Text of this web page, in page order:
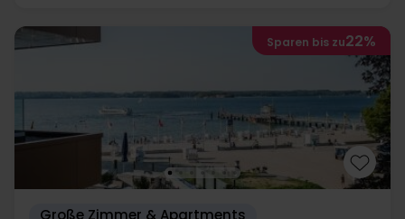
Sparen bis zu22%
Große Zimmer & Apartments